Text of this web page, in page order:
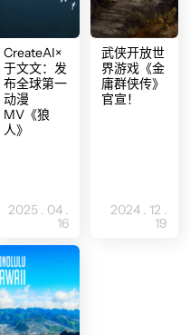
CreateAI×
于文文：发
布全球第一
动漫
MV《狼
人》
2025 . 04 .
16
武侠开放世
界游戏《金
庸群侠传》
官宣！
2024 . 12 .
19